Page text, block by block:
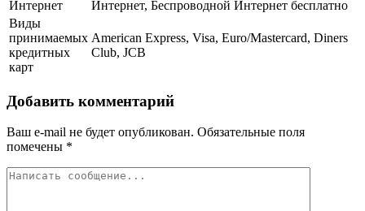
Интернет
Интернет, Беспроводной Интернет бесплатно
Виды
принимаемых
кредитных
карт
American Express, Visa, Euro/Mastercard, Diners
Club, JCB
Добавить комментарий
Ваш e-mail не будет опубликован. Обязательные поля
помечены *